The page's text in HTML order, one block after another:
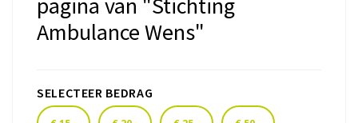
Ambulance Wens"
SELECTEER BEDRAG